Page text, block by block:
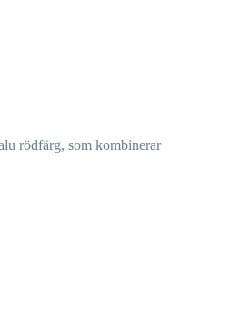
rödfärg, som kombinerar